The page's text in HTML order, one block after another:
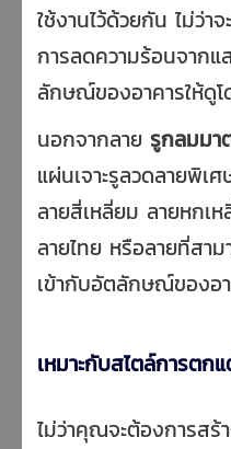
ใช้งานไว้ด้วยกัน ไม่ว่า
การลดความร้อนจาก
ลักษณ์ของอาคารให้ดูโ
นอกจากลายรูกลมมา
แผ่นเจาะรูลวดลายพิเ
ลายสี่เหลี่ยม ลายหกเ
ลายไทย หรือลายที่สา
เข้ากับอัตลักษณ์ของอ
เหมาะกับสไตล์การตก
ไม่ว่าคุณจะต้องการสร้